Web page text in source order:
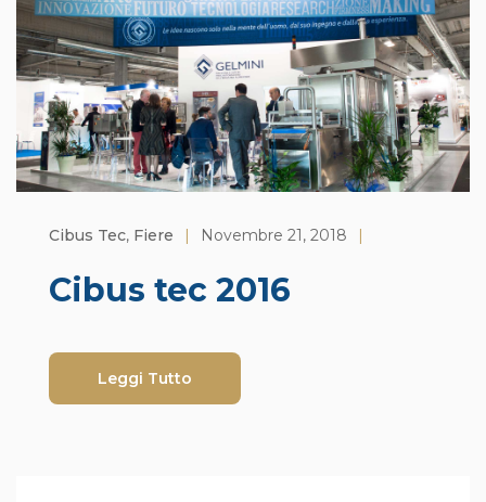
Cibus Tec, Fiere | Novembre 21, 2018 |
Cibus tec 2016
Leggi Tutto